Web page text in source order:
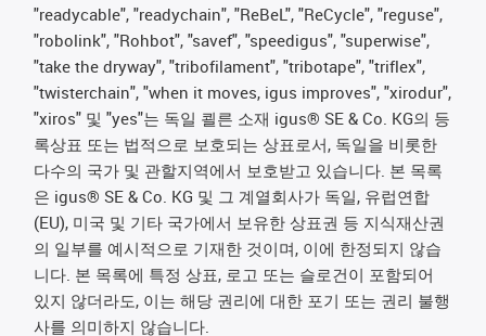
"readycable", "readychain", "ReBeL", "ReCycle", "reguse",
"robolink", "Rohbot", "savef", "speedigus", "superwise",
"take the dryway", "tribofilament", "tribotape", "triflex",
"twisterchain", "when it moves, igus improves", "xirodur",
"xiros" 및 "yes"는 독일 쾰른 소재 igus® SE & Co. KG의 등
록상표 또는 법적으로 보호되는 상표로서, 독일을 비롯한
다수의 국가 및 관할지역에서 보호받고 있습니다. 본 목록
은 igus® SE & Co. KG 및 그 계열회사가 독일, 유럽연합
(EU), 미국 및 기타 국가에서 보유한 상표권 등 지식재산권
의 일부를 예시적으로 기재한 것이며, 이에 한정되지 않습
니다. 본 목록에 특정 상표, 로고 또는 슬로건이 포함되어
있지 않더라도, 이는 해당 권리에 대한 포기 또는 권리 불행
사를 의미하지 않습니다.